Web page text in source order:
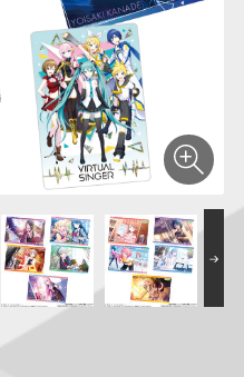
スター
サンリオキャラクタ
ーズ
キャラデコ